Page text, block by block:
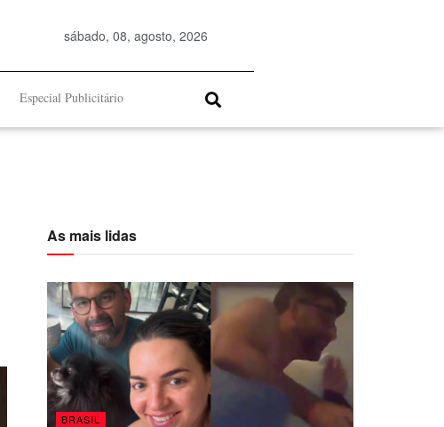
sábado, 08, agosto, 2026
Especial Publicitário
As mais lidas
BRASIL